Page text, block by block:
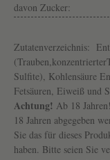
davon Zucker:
Zutatenverzeichnis:
Sulfite), Kohlensäure
Fetsäuren, Eiweiß und
Achtung! Ab 18
18 Jahren abgegeben
Sie das für dieses
haben. Bitte seien Sie